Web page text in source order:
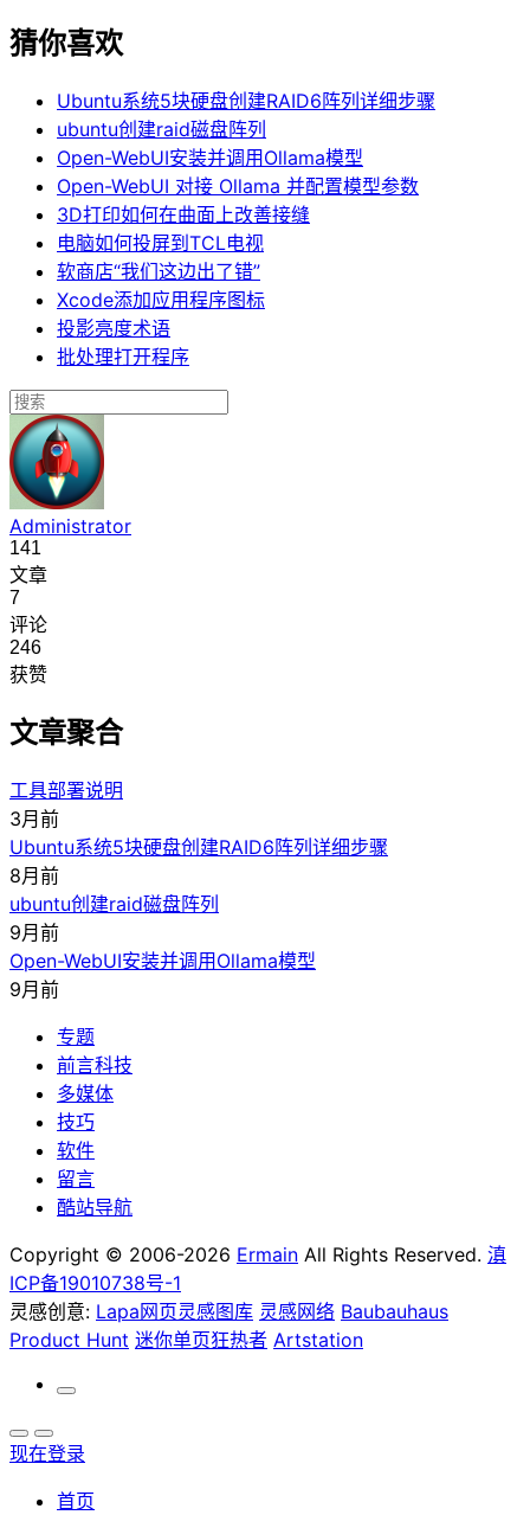
猜你喜欢
Ubuntu系统5块硬盘创建RAID6阵列详细步骤
ubuntu创建raid磁盘阵列
Open-WebUI安装并调用Ollama模型
Open-WebUI 对接 Ollama 并配置模型参数
3D打印如何在曲面上改善接缝
电脑如何投屏到TCL电视
软商店“我们这边出了错”
Xcode添加应用程序图标
投影亮度术语
批处理打开程序
Administrator
141
文章
7
评论
246
获赞
文章聚合
工具部署说明
3月前
Ubuntu系统5块硬盘创建RAID6阵列详细步骤
8月前
ubuntu创建raid磁盘阵列
9月前
Open-WebUI安装并调用Ollama模型
9月前
专题
前言科技
多媒体
技巧
软件
留言
酷站导航
Copyright © 2006-2026 Ermain All Rights Reserved. 滇
ICP备19010738号-1
灵感创意: Lapa网页灵感图库 灵感网络 Baubauhaus
Product Hunt 迷你单页狂热者 Artstation
现在登录
首页